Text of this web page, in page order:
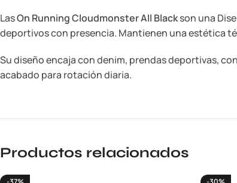
LasOn Running Cloudmonster All Blackson una
deportivos con presencia. Mantienen una estética
Su diseño encaja con denim, prendas deportivas,
acabado para rotación diaria.
Productos relacionados